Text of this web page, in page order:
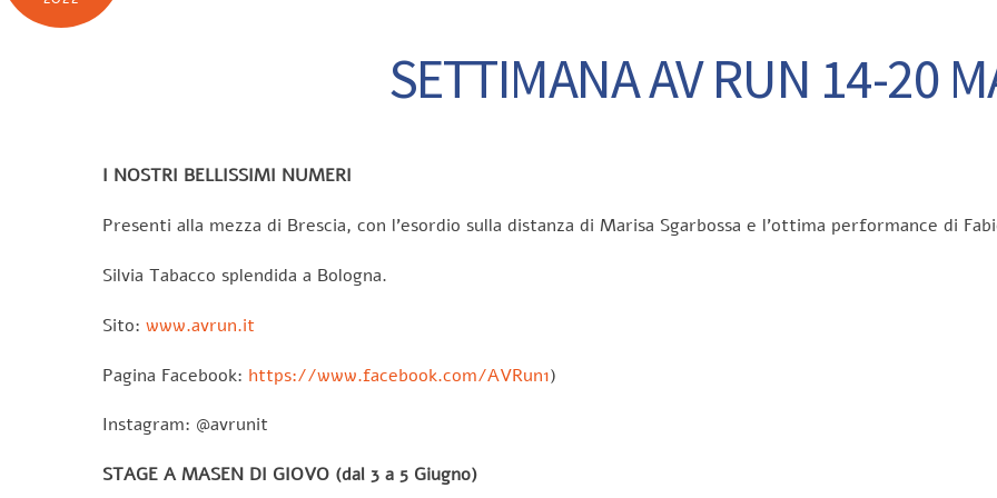
SETTIMANA AV RUN 14-20
I NOSTRI BELLISSIMI NUMERI
Presenti alla mezza di Brescia, con l’esordio sulla distanza di Marisa Sgarbossa e l’ottima performance di
Silvia Tabacco splendida a Bologna.
Sito: www.avrun.it
Pagina Facebook: https://www.facebook.com/AVRun1)
Instagram: @avrunit
STAGE A MASEN DI GIOVO (dal 3 a 5 Giugno)